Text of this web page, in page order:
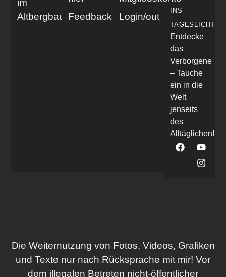
INS
TAGESLICHT
Entdecke
das
Verborgene
– Tauche
ein in die
Welt
jenseits
des
Alltäglichen!
im
Altbergbau
Feedback
Login/out
Die Weiternutzung von Fotos, Videos, Grafiken
und Texte nur nach Rücksprache mit mir! Vor
dem illegalen Betreten nicht-öffentlicher